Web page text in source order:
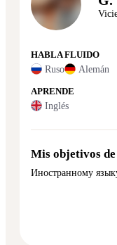
HABLA FLUIDO
Ruso Alemán
APRENDE
Inglés
Mis objetivos
Иностранному